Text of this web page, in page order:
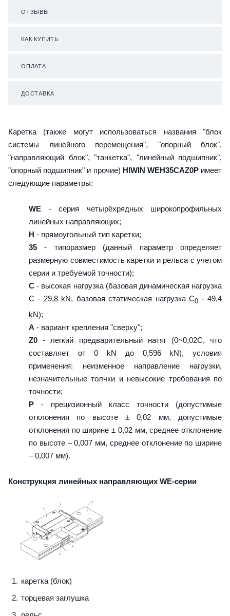
ОТЗЫВЫ
КАК КУПИТЬ
ОПЛАТА
ДОСТАВКА
Каретка (также могут использоваться названия "блок
системы линейного перемещения", "опорный блок",
"направляющий блок", "танкетка", "линейный подшипник",
"опорный подшипник" и прочие) HIWIN WEH35CAZ0Pимеет
следующие параметры:
WE - серия четырёхрядных широкопрофильных
линейных направляющих;
H - прямоугольный тип каретки;
35 - типоразмер (данный параметр определяет
размерную совместимость каретки и рельса с учетом
серии и требуемой точности);
C - высокая нагрузка (базовая динамическая нагрузка
C - 29,8 kN, базовая статическая нагрузка С0 - 49,4
kN);
A - вариант крепления "сверху";
Z0 - легкий предварительный натяг (0~0,02C, что
составляет от 0 kN до 0,596 kN), условия
применения: неизменное направление нагрузки,
незначительные толчки и невысокие требования по
точности;
P - прецизионный класс точности (допустимые
отклонения по высоте ± 0,02 мм, допустимые
отклонения по ширине ± 0,02 мм, среднее отклонение
по высоте – 0,007 мм, среднее отклонение по ширине
– 0,007 мм).
Конструкция линейных направляющих WE-серии
каретка (блок)
торцевая заглушка